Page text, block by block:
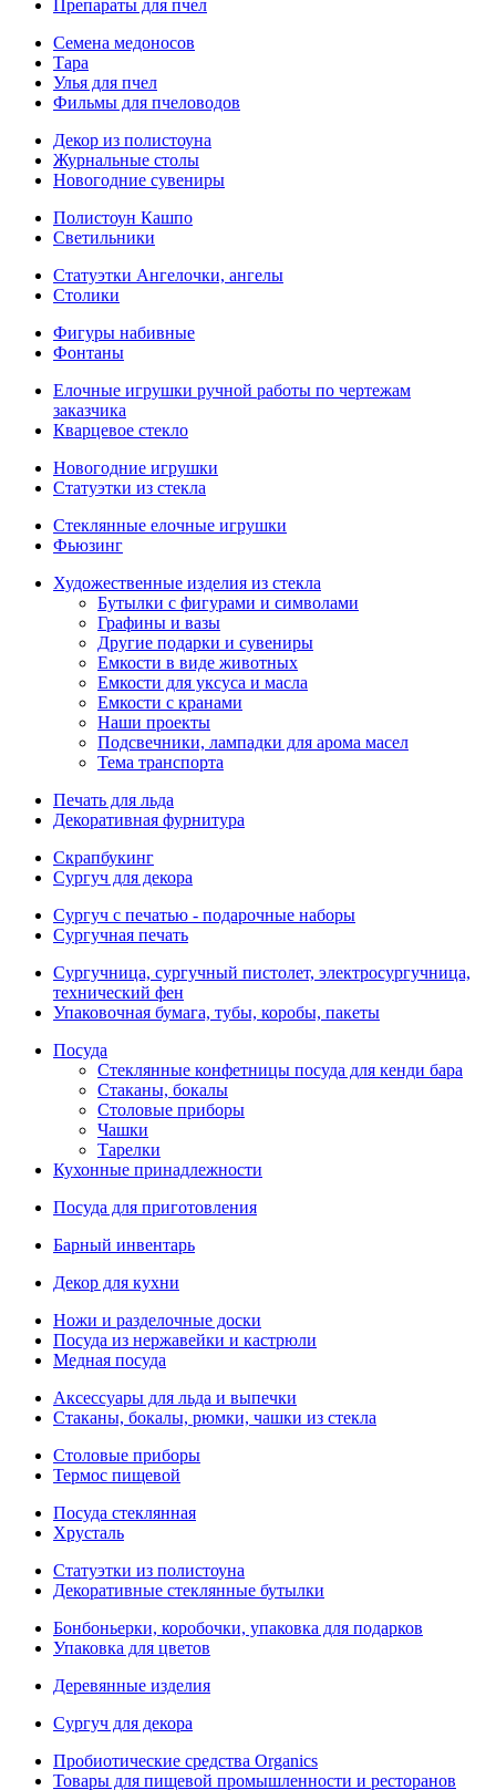
Препараты для пчел
Семена медоносов
Тара
Улья для пчел
Фильмы для пчеловодов
Декор из полистоуна
Журнальные столы
Новогодние сувениры
Полистоун Кашпо
Светильники
Статуэтки Ангелочки, ангелы
Столики
Фигуры набивные
Фонтаны
Елочные игрушки ручной работы по чертежам
заказчика
Кварцевое стекло
Новогодние игрушки
Статуэтки из стекла
Стеклянные елочные игрушки
Фьюзинг
Художественные изделия из стекла
Бутылки с фигурами и символами
Графины и вазы
Другие подарки и сувениры
Емкости в виде животных
Емкости для уксуса и масла
Емкости с кранами
Наши проекты
Подсвечники, лампадки для арома масел
Тема транспорта
Печать для льда
Декоративная фурнитура
Скрапбукинг
Сургуч для декора
Сургуч с печатью - подарочные наборы
Сургучная печать
Сургучница, сургучный пистолет, электросургучница,
технический фен
Упаковочная бумага, тубы, коробы, пакеты
Посуда
Стеклянные конфетницы посуда для кенди бара
Стаканы, бокалы
Столовые приборы
Чашки
Тарелки
Кухонные принадлежности
Посуда для приготовления
Барный инвентарь
Декор для кухни
Ножи и разделочные доски
Посуда из нержавейки и кастрюли
Медная посуда
Аксессуары для льда и выпечки
Стаканы, бокалы, рюмки, чашки из стекла
Столовые приборы
Термос пищевой
Посуда стеклянная
Хрусталь
Статуэтки из полистоуна
Декоративные стеклянные бутылки
Бонбоньерки, коробочки, упаковка для подарков
Упаковка для цветов
Деревянные изделия
Сургуч для декора
Пробиотические средства Organics
Товары для пищевой промышленности и ресторанов